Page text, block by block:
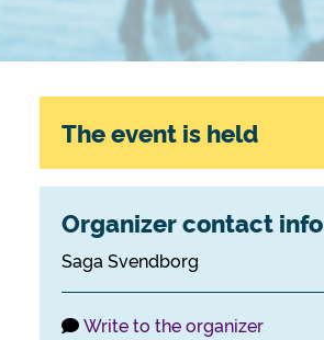
The event is held
Organizer contact info
Saga Svendborg
Write to the organizer